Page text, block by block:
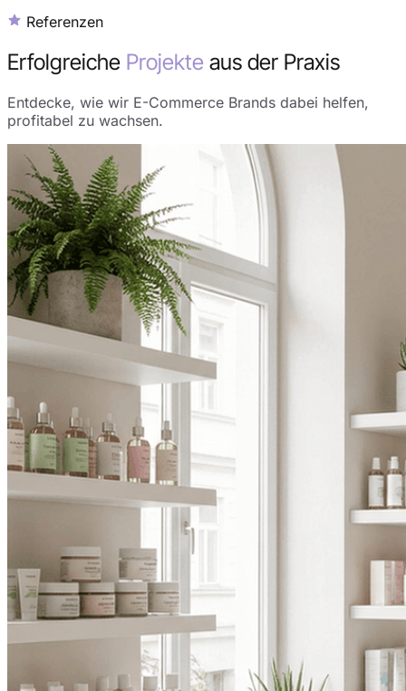
Referenzen
Erfolgreiche Projekte aus der Praxis
Entdecke, wie wir E-Commerce Brands dabei helfen,
profitabel zu wachsen.